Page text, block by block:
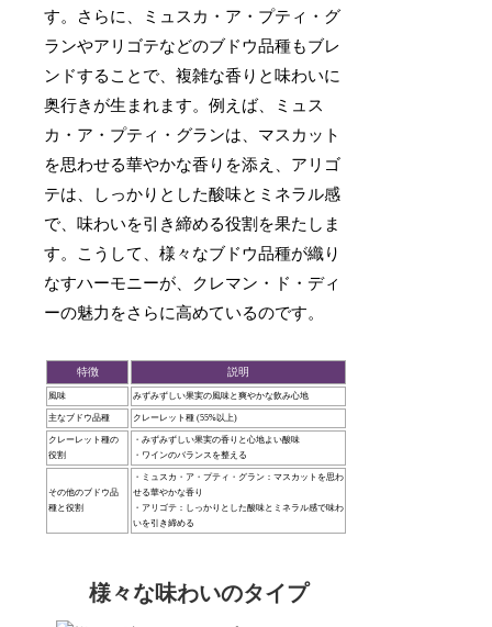
す。さらに、ミュスカ・ア・プティ・グ
ランやアリゴテなどのブドウ品種もブレ
ンドすることで、複雑な香りと味わいに
奥行きが生まれます。例えば、ミュス
カ・ア・プティ・グランは、マスカット
を思わせる華やかな香りを添え、アリゴ
テは、しっかりとした酸味とミネラル感
で、味わいを引き締める役割を果たしま
す。こうして、様々なブドウ品種が織り
なすハーモニーが、クレマン・ド・ディ
ーの魅力をさらに高めているのです。
特徴 説明
風味 みずみずしい果実の風味と爽やかな飲み心地
主なブドウ品種 クレーレット種 (55%以上)
クレーレット種の
役割
・みずみずしい果実の香りと心地よい酸味
・ワインのバランスを整える
その他のブドウ品
種と役割
・ミュスカ・ア・プティ・グラン：マスカットを思わ
せる華やかな香り
・アリゴテ：しっかりとした酸味とミネラル感で味わ
いを引き締める
様々な味わいのタイプ